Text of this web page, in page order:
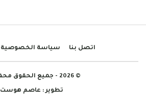
اتصل بنا سياسة الخصوصية
© 2026 - جميع الحقوق محفوظة.
تطوير : عاصم هوست